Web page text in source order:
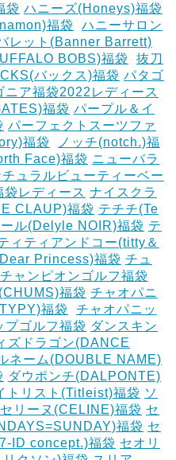
袋 ハニーズ(Honeys)福袋
福袋
ハニーサロン
レット(Banner Barrett)
BOBS)福袋
抜刀
バックス)福袋 パタゴ
ニア福袋2022レディース
福袋 パープル＆イ
パーフェクトスーツファ
福袋
ノッチ(notch.)福
Face)福袋 ニューバラ
チュラルビューティーベー
レディース ナイスクラ
CLAUP)福袋 テチチ(Te
ル(Delyle NOIR)福袋 テ
ィティアンドコー(titty＆
Princess)福袋 チュ
チャンピオンゴルフ福袋
福袋 チャオパニ
福袋
チャオパニッ
プゴルフ福袋 ダンスキン
ズドラゴン(DANCE
ネーム(DOUBLE NAME)
ダウポンチ(DALPONTE)
トリスト(Titleist)福袋 ソ
セリーヌ(CELINE)福袋 セ
福袋 セ
ID concept.)福袋 セオリ